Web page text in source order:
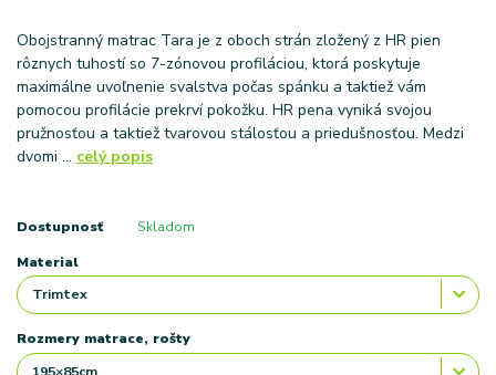
Obojstranný matrac Tara je z oboch strán zložený z HR pien
rôznych tuhostí so 7-zónovou profiláciou, ktorá poskytuje
maximálne uvoľnenie svalstva počas spánku a taktiež vám
pomocou profilácie prekrví pokožku. HR pena vyniká svojou
pružnosťou a taktiež tvarovou stálosťou a priedušnosťou. Medzi
dvomi ... celý popis
Dostupnosť Skladom
Material
Rozmery matrace, rošty